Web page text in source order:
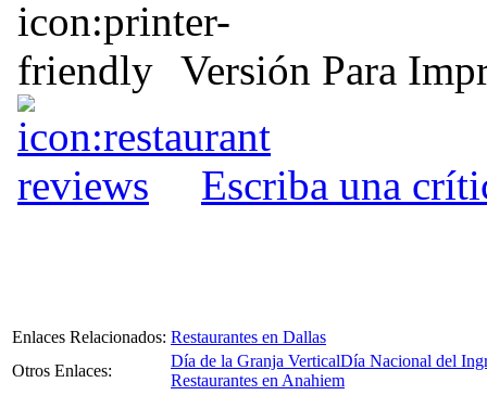
Versión Para
Escriba una
Enlaces Relacionados: Restaurantes en Dallas
Otros Enlaces:
Día de la Granja VerticalDía Nacional del
Restaurantes en Anahiem